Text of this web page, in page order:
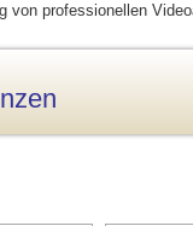
von professionellen